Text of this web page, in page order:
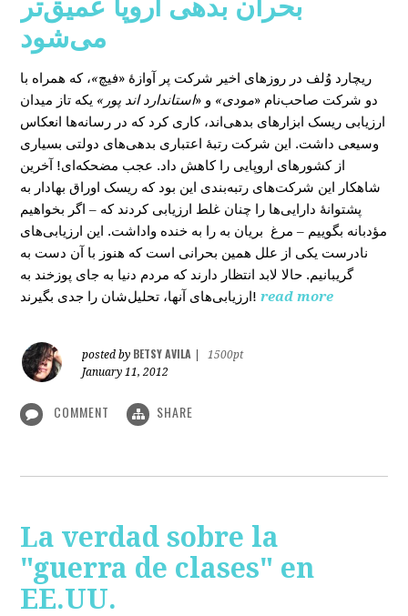
بحران بدهی اروپا عمیق‌تر
می‌شود
ریچارد وُلف در روزهای اخیر شرکت پر آوازۀ «فیچ»، که همراه با
دو شرکت صاحب‌نام «مودی» و «استاندارد اند پور» یکه‌ تاز میدان
ارزیابی ریسک ابزارهای بدهی‌اند، کاری کرد که در رسانه‌ها انعکاس
وسیعی داشت. این شرکت رتبۀ اعتباری بدهی‌های دولتی بسیاری
از کشورهای اروپایی را کاهش داد. عجب مضحکه‌ای! آخرین
شاهکار این شرکت‌های رتبه‌بندی این بود که ریسک‌ اوراق بهادار به
پشتوانۀ دارایی‌‌ها را چنان غلط ارزیابی کردند که – اگر بخواهیم
مؤدبانه بگوییم – مرغ بریان به را به خنده واداشت. این ارزیابی‌های
نادرست یکی از علل همین بحرانی است که هنوز با آن دست به
گریبانیم. حالا لابد انتظار دارند که مردم دنیا به جای پوزخند به
ارزیابی‌های آنها، تحلیل‌‌شان را جدی بگیرند! read more
posted by BETSY AVILA
1500pt
January 11, 2012
COMMENT SHARE
La verdad sobre la
"guerra de clases" en
EE.UU.